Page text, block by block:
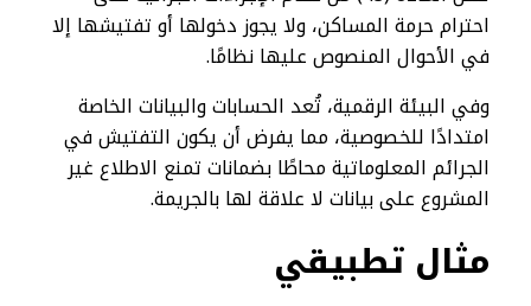
احترام حرمة المساكن، ولا يجوز دخولها أو تفتيشها إلا
في الأحوال المنصوص عليها نظامًا.
وفي البيئة الرقمية، تُعد الحسابات والبيانات الخاصة
امتدادًا للخصوصية، مما يفرض أن يكون التفتيش في
الجرائم المعلوماتية محاطًا بضمانات تمنع الاطلاع غير
المشروع على بيانات لا علاقة لها بالجريمة.
مثال تطبيقي